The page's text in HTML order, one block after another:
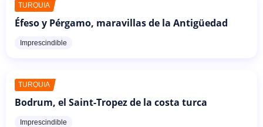
TURQUÍA
Éfeso y Pérgamo, maravillas de la Antigüedad
Imprescindible
TURQUÍA
Bodrum, el Saint-Tropez de la costa turca
Imprescindible